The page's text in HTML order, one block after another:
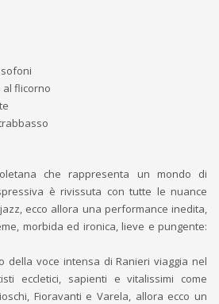
al flicorno
che rappresenta un mondo di
è rivissuta con tutte le nuance
ecco allora una performance inedita,
morbida ed ironica, lieve e pungente:
della voce intensa di Ranieri viaggia nel
eccletici, sapienti e vitalissimi come
Fioravanti e Varela, allora ecco un